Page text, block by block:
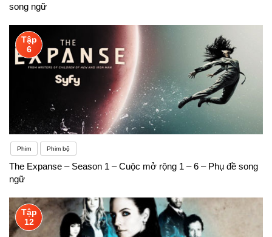
song ngữ
Tập
6
Phim Phim bộ
The Expanse – Season 1 – Cuộc mở rộng 1 – 6 – Phụ đề song
ngữ
Tập
12